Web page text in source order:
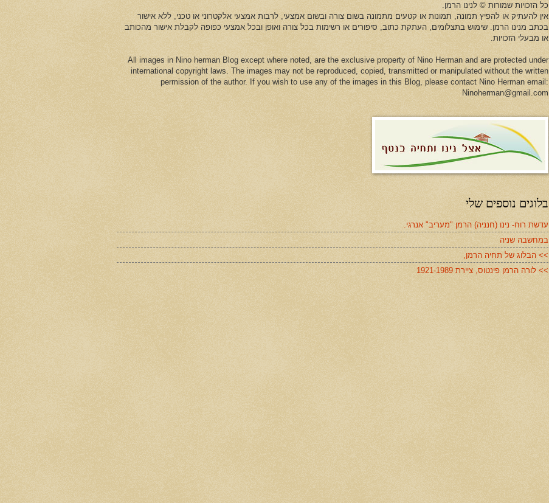
כל הזכויות שמורות © לנינו הרמן.
אין להעתיק או להפיץ תמונה, תמונות או קטעים מתמונה בשום צורה ובשום אמצעי, לרבות אמצעי אלקטרוני או טכני, ללא אישור
בכתב מנינו הרמן. שימוש בתצלומים, העתקת כתוב, סיפורים או רשימות בכל צורה ואופן ובכל אמצעי כפופה לקבלת אישור מהכותב
או מבעלי הזכויות.
All images in Nino herman Blog except where noted, are the exclusive property of Nino Herman and are protected under
international copyright laws. The images may not be reproduced, copied, transmitted or manipulated without the written
permission of the author. If you wish to use any of the images in this Blog, please contact Nino Herman email:
Ninoherman@gmail.com
בלוגים נוספים שלי
עדשת רוח- נינו (חנניה) הרמן "מעריב" אנרגי.
במחשבה שניה
>> הבלוג של תחיה הרמן,
>> לורה הרמן פינטוס, ציירת 1921-1989